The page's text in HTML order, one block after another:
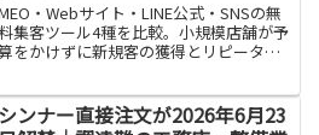
・Webサイト・LINE公式・SNSの無
集客ツール4種を比較。小規模店舗が予
をかけずに新規客の獲得とリピーター
。
シンナー直接注文が2026年6月23